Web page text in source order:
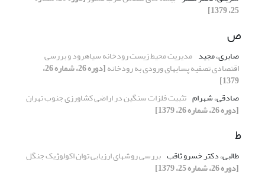
25، 1379]
ص
صابری، مجید مدیریت محیط زیست رودخانه سیاهرود و بررسی
اقتصادی تصفیه پسابهای ورودی به رودخانه [دوره 26، شماره 26،
1379]
صادقی، شهرام تثبیت فلزات سنگین در اراضی کشاورزی جنوب تهران
[دوره 26، شماره 26، 1379]
ط
طالبی، دکتر خسرو ثاقب بررسی روشهای ارزیابی توان اکولوژیک جنگل
[دوره 26، شماره 25، 1379]